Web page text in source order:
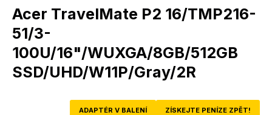
Acer TravelMate P2 16/TMP216-
51/3-
100U/16"/WUXGA/8GB/512GB
SSD/UHD/W11P/Gray/2R
ADAPTÉR V BALENÍ ZÍSKEJTE PENÍZE ZPĚT!